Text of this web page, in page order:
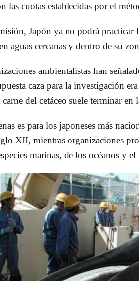
las cuotas establecidas por el
Japón ya no podrá practicar
aguas cercanas y dentro de su
ambientalistas han
caza para la investigación
del cetáceo suele terminar en
es para los japoneses más
XII, mientras organizaciones
marinas, de los océanos y